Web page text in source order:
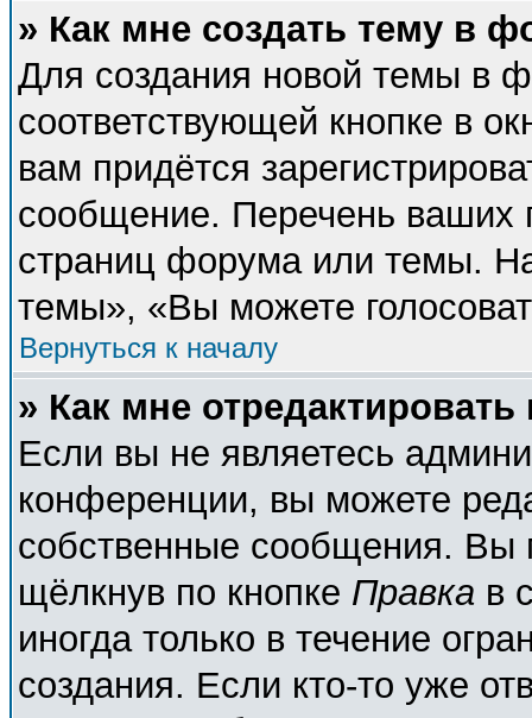
» Как мне создать тему в
Для создания новой темы в
соответствующей кнопке в
вам придётся
сообщение. Перечень ваших
страниц форума или темы.
темы», «Вы можете
Вернуться к началу
» Как мне
Если вы не являетесь
конференции, вы можете
собственные сообщения. Вы
щёлкнув по кнопке Правка в
иногда только в течение
создания. Если кто-то уже